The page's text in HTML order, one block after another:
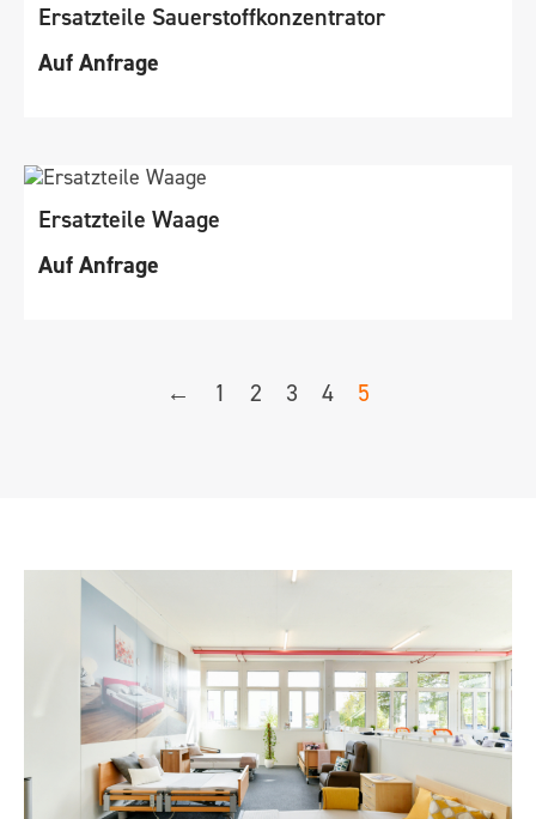
Ersatzteile Sauerstoffkonzentrator
Auf Anfrage
Ersatzteile Waage
Auf Anfrage
← 1 2 3 4 5